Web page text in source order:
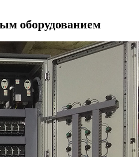
оборудованием